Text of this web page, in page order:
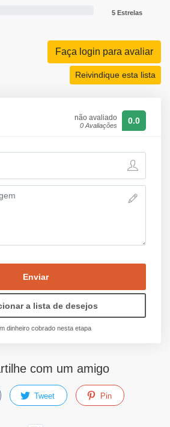
5 Estrelas
Faça login para avaliar
Reivindique esta lista
não avaliado
0 Avaliações 0.0
Enviar
a lista de desejos
dinheiro cobrado nesta etapa
com um amigo
Tweet Pin